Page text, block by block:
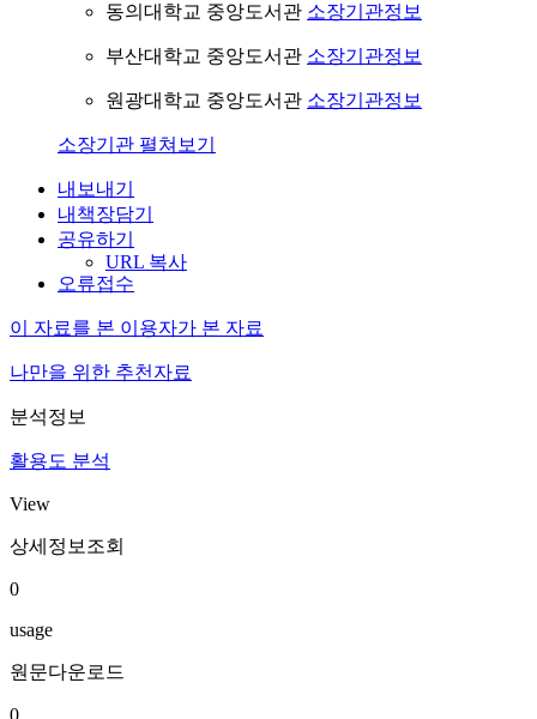
동의대학교 중앙도서관 소장기관정보
부산대학교 중앙도서관 소장기관정보
원광대학교 중앙도서관 소장기관정보
소장기관 펼쳐보기
내보내기
내책장담기
공유하기
URL 복사
오류접수
이 자료를 본 이용자가 본 자료
나만을 위한 추천자료
분석정보
활용도 분석
View
상세정보조회
0
usage
원문다운로드
0